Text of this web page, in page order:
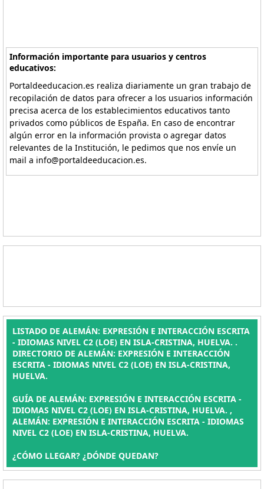
Información importante para usuarios y centros
educativos:
Portaldeeducacion.es realiza diariamente un gran trabajo de
recopilación de datos para ofrecer a los usuarios información
precisa acerca de los establecimientos educativos tanto
privados como públicos de España. En caso de encontrar
algún error en la información provista o agregar datos
relevantes de la Institución, le pedimos que nos envíe un
mail a info@portaldeeducacion.es.
LISTADO DE ALEMÁN: EXPRESIÓN E INTERACCIÓN ESCRITA
- IDIOMAS NIVEL C2 (LOE) EN ISLA-CRISTINA, HUELVA. .
DIRECTORIO DE ALEMÁN: EXPRESIÓN E INTERACCIÓN
ESCRITA - IDIOMAS NIVEL C2 (LOE) EN ISLA-CRISTINA,
HUELVA.
GUÍA DE ALEMÁN: EXPRESIÓN E INTERACCIÓN ESCRITA -
IDIOMAS NIVEL C2 (LOE) EN ISLA-CRISTINA, HUELVA. ,
ALEMÁN: EXPRESIÓN E INTERACCIÓN ESCRITA - IDIOMAS
NIVEL C2 (LOE) EN ISLA-CRISTINA, HUELVA.
¿CÓMO LLEGAR? ¿DÓNDE QUEDAN?